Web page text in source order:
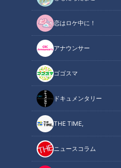
恋はロケ中に！
アナウンサー
ゴゴスマ
ドキュメンタリー
THE TIME,
ニュースコラム
その鉱泉を見つけたのは神戸に
た。湧き出る炭酸の泉。それは
ンド名を得て、海外でも人気の